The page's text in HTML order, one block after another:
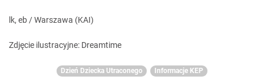
lk, eb / Warszawa (KAI)
Zdjęcie ilustracyjne: Dreamtime
Dzień Dziecka Utraconego Informacje KEP